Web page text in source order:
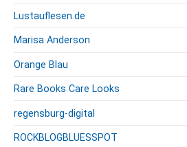
Lustauflesen.de
Marisa Anderson
Orange Blau
Rare Books Care Looks
regensburg-digital
ROCKBLOGBLUESSPOT